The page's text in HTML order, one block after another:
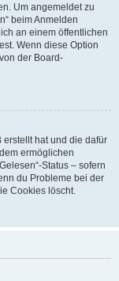
Um angemeldet zu
beim Anmelden
an einem öffentlichen
Wenn diese Option
der Board-
erstellt hat und die dafür
ermöglichen
Status – sofern
du Probleme bei der
Cookies löscht.